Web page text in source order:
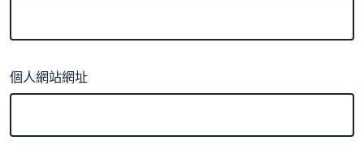
個人網站網址